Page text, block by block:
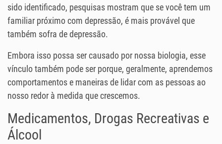
sido identificado, pesquisas mostram que se você tem um
familiar próximo com depressão, é mais provável que
também sofra de depressão.
Embora isso possa ser causado por nossa biologia, esse
vínculo também pode ser porque, geralmente, aprendemos
comportamentos e maneiras de lidar com as pessoas ao
nosso redor à medida que crescemos.
Medicamentos, Drogas Recreativas e
Álcool